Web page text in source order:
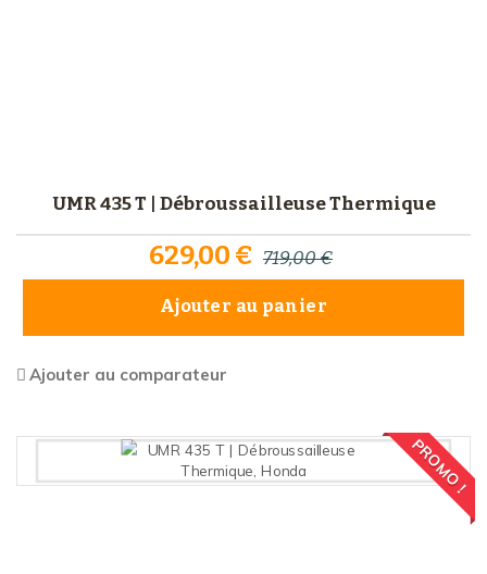
UMR 435 T | Débroussailleuse Thermique
629,00 € 719,00 €
Ajouter au panier
Ajouter au comparateur
PROMO !